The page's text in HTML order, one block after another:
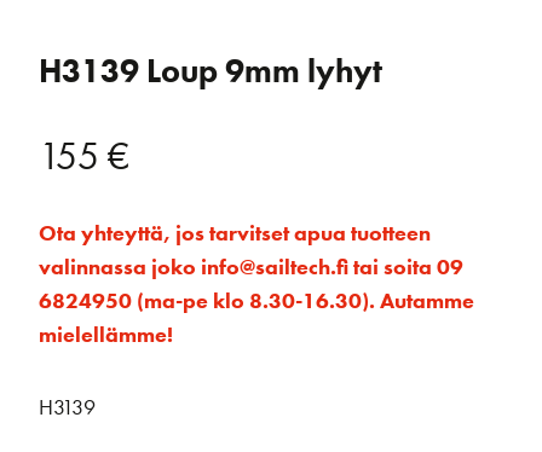
H3139 Loup 9mm lyhyt
155 €
Ota yhteyttä, jos tarvitset apua tuotteen
valinnassa joko info@sailtech.fi tai soita 09
6824950 (ma-pe klo 8.30-16.30). Autamme
mielellämme!
H3139